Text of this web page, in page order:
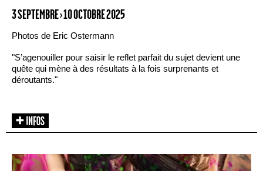
3 SEPTEMBRE › 10 OCTOBRE 2025
Photos de Eric Ostermann
"S’agenouiller pour saisir le reflet parfait du sujet devient une
quête qui mène à des résultats à la fois surprenants et
déroutants."